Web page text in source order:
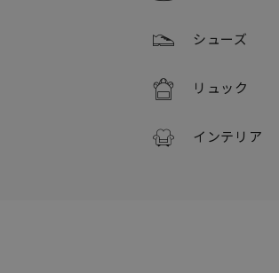
シューズ
リュック
インテリア